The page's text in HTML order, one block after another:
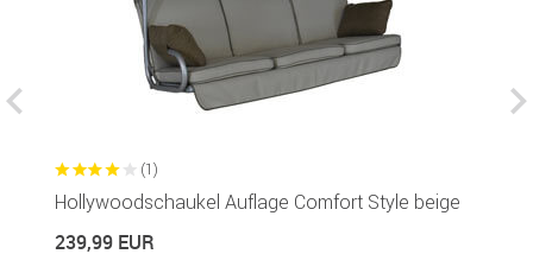
(1)
Hollywoodschaukel Auflage Comfort Style beige
239,99 EUR